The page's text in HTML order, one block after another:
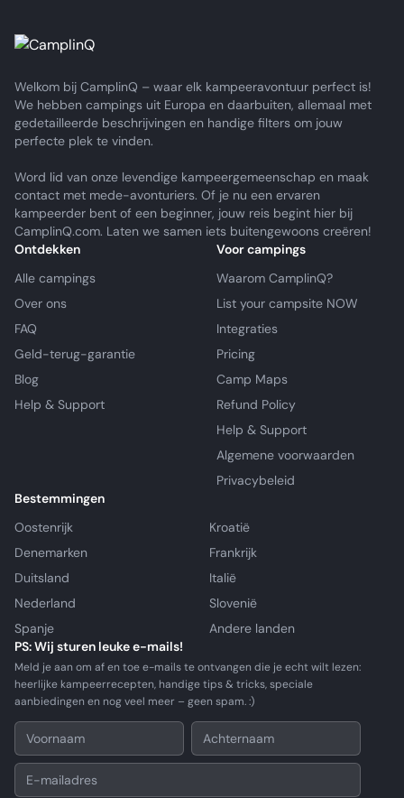
Welkom bij CamplinQ – waar elk kampeeravontuur perfect is!
We hebben campings uit Europa en daarbuiten, allemaal met
gedetailleerde beschrijvingen en handige filters om jouw
perfecte plek te vinden.
Word lid van onze levendige kampeergemeenschap en maak
contact met mede-avonturiers. Of je nu een ervaren
kampeerder bent of een beginner, jouw reis begint hier bij
CamplinQ.com. Laten we samen iets buitengewoons creëren!
Ontdekken
Alle campings
Over ons
FAQ
Geld-terug-garantie
Blog
Help & Support
Voor campings
Waarom CamplinQ?
List your campsite NOW
Integraties
Pricing
Camp Maps
Refund Policy
Help & Support
Algemene voorwaarden
Privacybeleid
Bestemmingen
Oostenrijk
Kroatië
Denemarken
Frankrijk
Duitsland
Italië
Nederland
Slovenië
Spanje
Andere landen
PS: Wij sturen leuke e-mails!
Meld je aan om af en toe e-mails te ontvangen die je echt wilt lezen:
heerlijke kampeerrecepten, handige tips & tricks, speciale
aanbiedingen en nog veel meer – geen spam. :)